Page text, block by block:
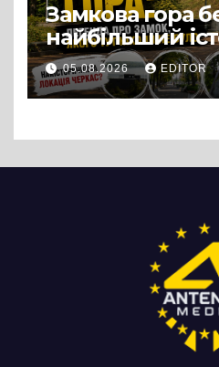
Замкова гора
найбільший
міф Черкас
05.08.2026 EDITOR